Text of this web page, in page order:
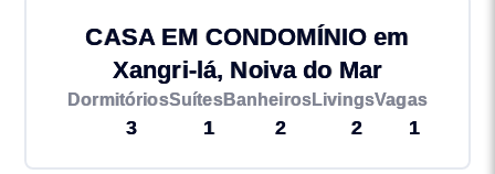
CASA EM CONDOMÍNIO em
Xangri-lá, Noiva do Mar
Dormitórios
3
Suítes
1
Banheiros
2
Livings
2
Vagas
1